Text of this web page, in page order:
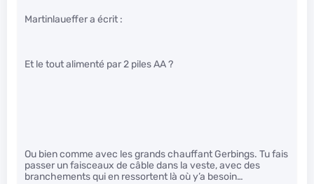
Martinlaueffer a écrit :
Et le tout alimenté par 2 piles AA ?
Ou bien comme avec les grands chauffant Gerbings. Tu fais
passer un faisceaux de câble dans la veste, avec des
branchements qui en ressortent là où y’a besoin…